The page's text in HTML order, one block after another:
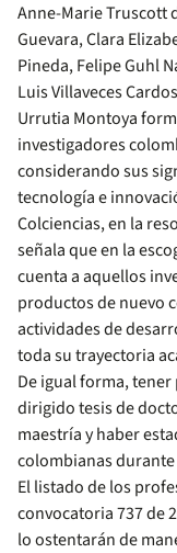
Anne-Marie Truscott
Guevara, Clara
Pineda, Felipe Guhl
Luis Villaveces
Urrutia Montoya
investigadores
considerando sus
tecnología e
Colciencias, en la
señala que en la
cuenta a aquellos
productos de nuevo
actividades de
toda su trayectoria
De igual forma,
dirigido tesis de
maestría y haber
colombianas
El listado de los
convocatoria 737 de
lo ostentarán de